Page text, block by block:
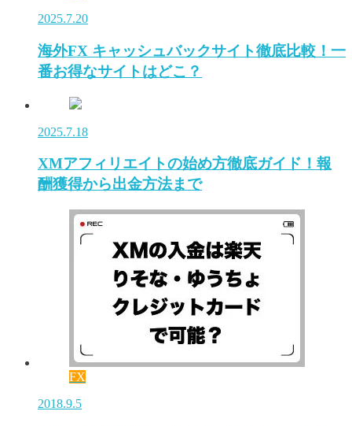
2025.7.20
海外FX キャッシュバックサイト徹底比較！一
番お得なサイトはどこ？
2025.7.18
XMアフィリエイトの始め方徹底ガイド！報
酬獲得から出金方法まで
FX
2018.9.5